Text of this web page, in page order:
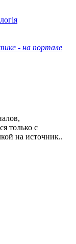
- на портале
только с
на источник..